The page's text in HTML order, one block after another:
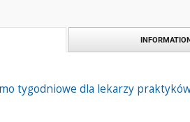
tygodniowe dla lekarzy